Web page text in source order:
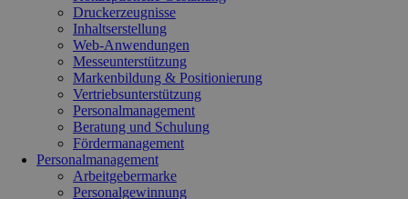
Druckerzeugnisse
Inhaltserstellung
Web-Anwendungen
Messeunterstützung
Markenbildung & Positionierung
Vertriebsunterstützung
Personalmanagement
Beratung und Schulung
Fördermanagement
Personalmanagement
Arbeitgebermarke
Personalgewinnung